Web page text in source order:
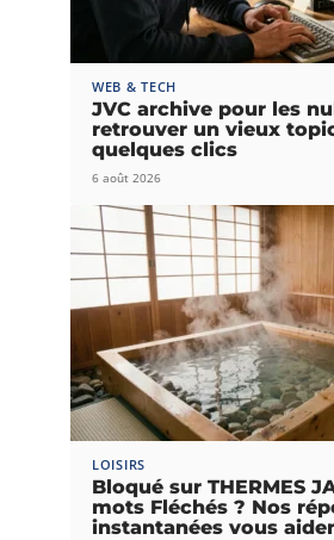
WEB & TECH
JVC archive pour les
retrouver un vieux
quelques clics
6 août 2026
LOISIRS
Bloqué sur THERMES
mots Fléchés ? Nos
instantanées vous